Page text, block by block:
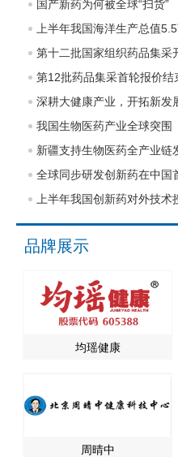
国产新药为何被全球“扫货”
上半年我国海洋生产总值
第十二批国家组织药品集采
第12批药品集采首轮报价
深耕大健康产业，开拓新发
我国生物医药产业全球突围
新疆支持生物医药全产业链
全球同步研发创新药在中国
上半年我国创新药对外技
品牌展示
均瑶健康
周晴中